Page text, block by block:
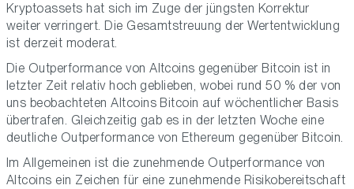
Kryptoassets hat sich im Zuge der jüngsten Korrektur
weiter verringert. Die Gesamtstreuung der Wertentwicklung
ist derzeit moderat.
Die Outperformance von Altcoins gegenüber Bitcoin ist in
letzter Zeit relativ hoch geblieben, wobei rund 50 % der von
uns beobachteten Altcoins Bitcoin auf wöchentlicher Basis
übertrafen. Gleichzeitig gab es in der letzten Woche eine
deutliche Outperformance von Ethereum gegenüber Bitcoin.
Im Allgemeinen ist die zunehmende Outperformance von
Altcoins ein Zeichen für eine zunehmende Risikobereitschaft